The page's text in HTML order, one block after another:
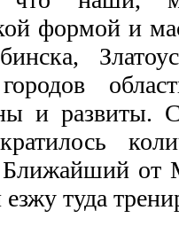
формой и
и развиты.
Ближайший от
туда